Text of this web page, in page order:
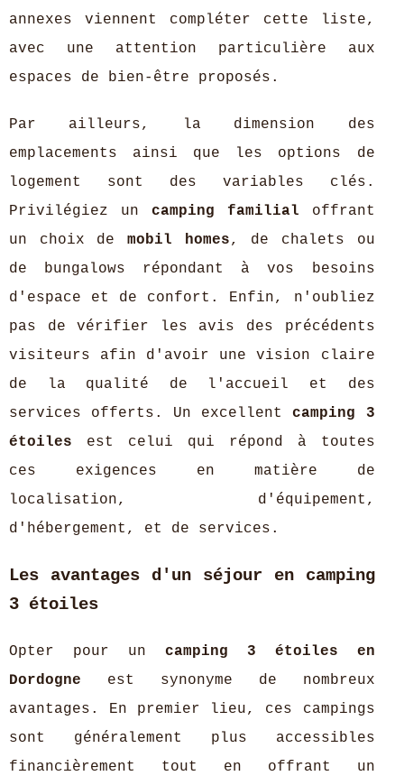
annexes viennent compléter cette liste,
avec une attention particulière aux
espaces de bien-être proposés.
Par ailleurs, la dimension des
emplacements ainsi que les options de
logement sont des variables clés.
Privilégiez un camping familial offrant
un choix de mobil homes, de chalets ou
de bungalows répondant à vos besoins
d'espace et de confort. Enfin, n'oubliez
pas de vérifier les avis des précédents
visiteurs afin d'avoir une vision claire
de la qualité de l'accueil et des
services offerts. Un excellentcamping 3
étoiles est celui qui répond à toutes
ces exigences en matière de
localisation, d'équipement,
d'hébergement, et de services.
Les avantages d'un séjour en camping
3 étoiles
Opter pour un camping 3 étoiles en
Dordogne est synonyme de nombreux
avantages. En premier lieu, ces campings
sont généralement plus accessibles
financièrement tout en offrant un